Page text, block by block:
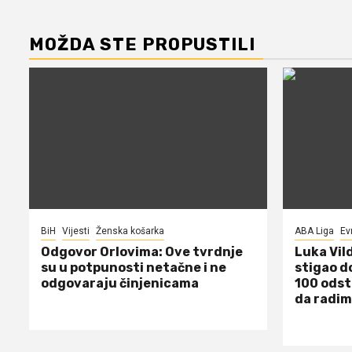
MOŽDA STE PROPUSTILI
BiH Vijesti Ženska košarka
Odgovor Orlovima: ​Ove tvrdnje
su u potpunosti netačne i ne
odgovaraju činjenicama
ABA Liga
Luka
stigao
100
da